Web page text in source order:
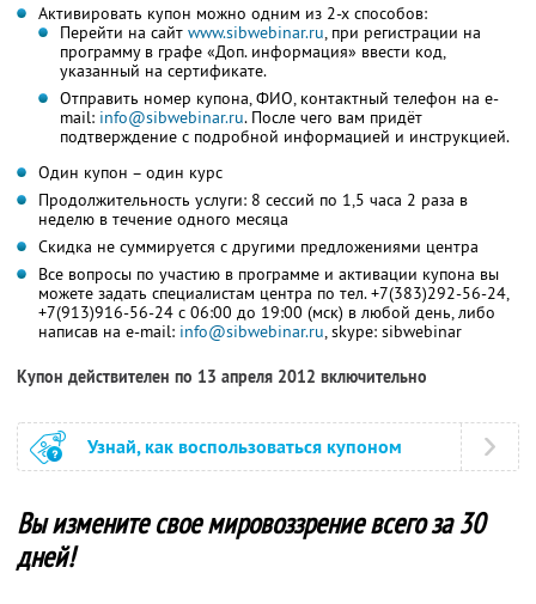
Активировать купон можно одним из 2-х способов:
Перейти на сайт www.sibwebinar.ru, при регистрации на
программу в графе «Доп. информация» ввести код,
указанный на сертификате.
Отправить номер купона, ФИО, контактный телефон на e-
mail: info@sibwebinar.ru. После чего вам придёт
подтверждение с подробной информацией и инструкцией.
Один купон – один курс
Продолжительность услуги: 8 сессий по 1,5 часа 2 раза в
неделю в течение одного месяца
Скидка не суммируется с другими предложениями центра
Все вопросы по участию в программе и активации купона вы
можете задать специалистам центра по тел. +7(383)292-56-24,
+7(913)916-56-24 с 06:00 до 19:00 (мск) в любой день, либо
написав на e-mail: info@sibwebinar.ru, skype: sibwebinar
Купон действителен по 13 апреля 2012 включительно
Узнай, как воспользоваться купоном
Вы измените свое мировоззрение всего за 30
дней!